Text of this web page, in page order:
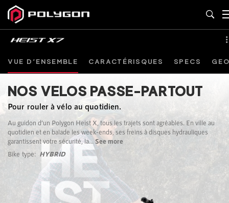
NOS VELOS PASSE-PARTOUT
Pour rouler à vélo au quotidien.
Au guidon d’un Polygon Heist X, tous les trajets sont agréables. En ville au
quotidien et en balade les week-ends, ses freins à disques hydrauliques
garantissent votre sécurité, la...See more
Bike type: HYBRID
VUE D’ENSEMBLE CARACTÉRISQUES SPECS